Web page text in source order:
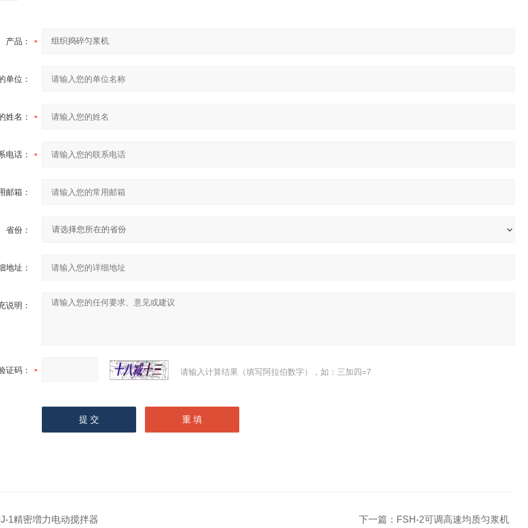
产品：
单位：
姓名：
电话：
邮箱：
省份：
地址：
说明：
证码： 请输入计算结果（填写阿拉伯数字），如：三加四=7
1精密増力电动搅拌器 下一篇： FSH-2可调高速均质匀浆机